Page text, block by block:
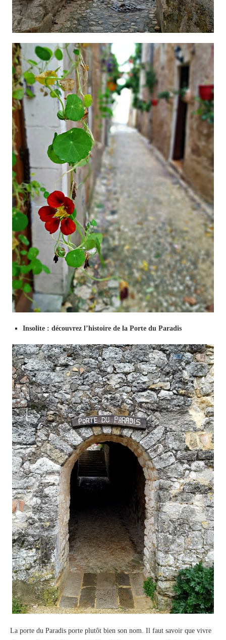
Insolite : découvrez l’histoire de la Porte du Paradis
La porte du Paradis porte plutôt bien son nom. Il faut savoir que vivre